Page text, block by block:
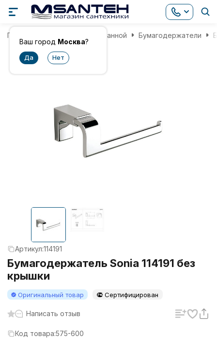
Ваш город Москва?
Главная Аксессуары для ванной Бумагодержатели
Артикул:114191
Бумагодержатель Sonia 114191 без
крышки
Оригинальный товар Сертифицирован
Написать отзыв
Код товара:575-600